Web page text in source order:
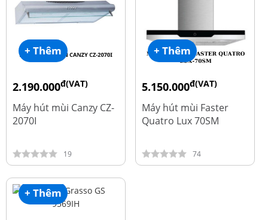
+ Thêm
2.190.000đ(VAT)
4.450.000
Máy hút mùi Canzy CZ-
2070I
19
+ Thêm
5.150.000đ(VAT)
9.700.000
Máy hút mùi Faster
Quatro Lux 70SM
74
+ Thêm